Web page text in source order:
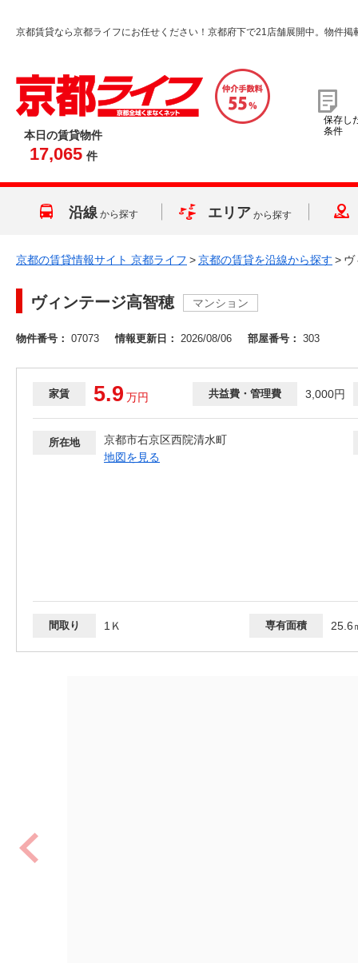
京都賃貸なら京都ライフにお任せください！京都府下で21店舗展開中。物件掲
本日の賃貸物件
17,065 件
保存し
条件
沿線 から探す エリア から探す
京都の賃貸情報サイト 京都ライフ >京都の賃貸を沿線から探す > ヴ
ヴィンテージ高智穂 マンション
物件番号： 07073 情報更新日： 2026/08/06 部屋番号： 303
家賃 5.9 万円 共益費・管理費 3,000円
所在地
京都市右京区西院清水町
地図を見る
間取り 1Ｋ 専有面積 25.6